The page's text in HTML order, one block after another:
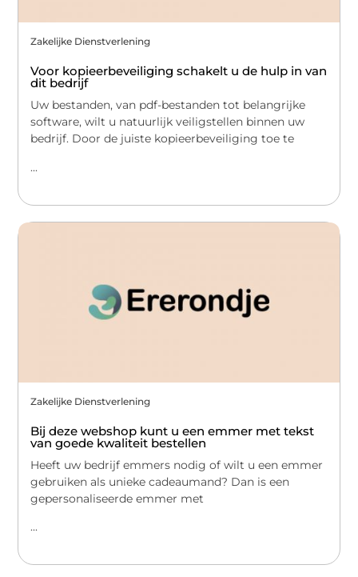
Zakelijke Dienstverlening
Voor kopieerbeveiliging schakelt u de hulp in van
dit bedrijf
Uw bestanden, van pdf-bestanden tot belangrijke
software, wilt u natuurlijk veiligstellen binnen uw
bedrijf. Door de juiste kopieerbeveiliging toe te
...
Zakelijke Dienstverlening
Bij deze webshop kunt u een emmer met tekst
van goede kwaliteit bestellen
Heeft uw bedrijf emmers nodig of wilt u een emmer
gebruiken als unieke cadeaumand? Dan is een
gepersonaliseerde emmer met
...